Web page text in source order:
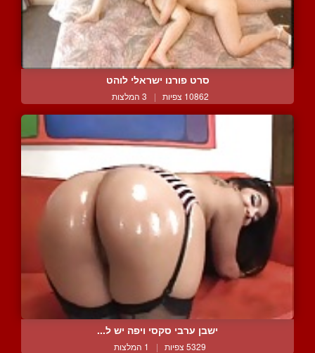
סרט פורנו ישראלי לוהט
10862 צפיות | 3 המלצות
ישבן ערבי סקסי ויפה יש ל...
5329 צפיות | 1 המלצות